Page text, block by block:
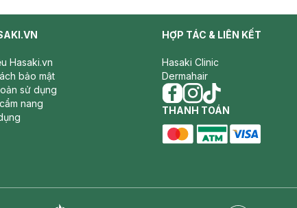
Hasaki.vn
bảo mật
sử dụng
nang
HỢP TÁC & LIÊN KẾT
Hasaki Clinic
Dermahair
facebook
instagram
tiktok
THANH TOÁN